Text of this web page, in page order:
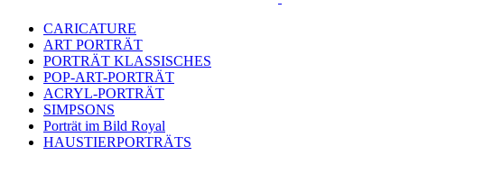
CARICATURE
ART PORTRÄT
PORTRÄT KLASSISCHES
POP-ART-PORTRÄT
ACRYL-PORTRÄT
SIMPSONS
Porträt im Bild Royal
HAUSTIERPORTRÄTS